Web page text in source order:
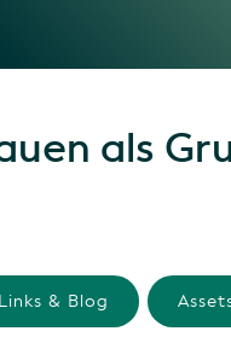
als
& Blog